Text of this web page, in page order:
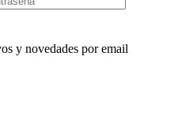
y novedades por email